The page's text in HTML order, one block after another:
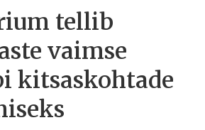
tellib
vaimse
kitsaskohtade